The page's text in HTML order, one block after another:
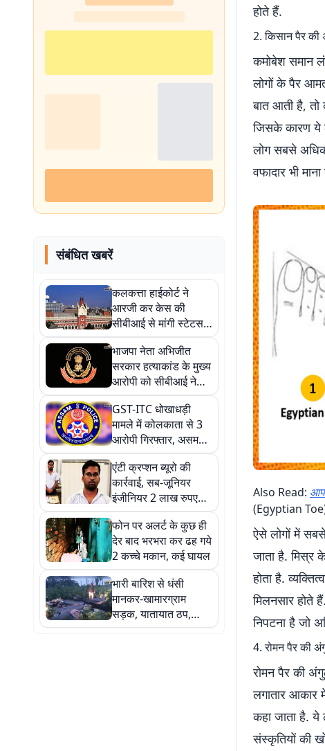
संबंधित खबरें
कलकत्ता हाईकोर्ट ने
आरजी कर केस की
सीबीआई से मांगी स्टेटस
रिपोर्ट, 28 अगस्त तक का
दिया समय
भाजपा नेता अभिजीत
सरकार हत्याकांड के मुख्य
आरोपी को सीबीआई ने
गुवाहाटी से किया
गिरफ्तार, 50 हजार का था
इनाम
GST-ITC धोखाधड़ी
मामले में कोलकाता से 3
आरोपी गिरफ्तार, असम
STF ने कोलकाता ने की
कार्रवाई
एंटी क्रप्शन ब्यूरो की
कार्रवाई, सब-जूनियर
इंजीनियर 2 लाख रुपए
रिश्वत लेते अरेस्ट
फोन पर अलर्ट के कुछ ही
देर बाद भरभरा कर ढह गये
2 कच्चे मकान, कई घायल
भारी बारिश से धंसी
मानकर-खामारग्राम
सड़क, यातायात ठप,
मुश्किल में ग्रामीण
होते हैं.
2. किसान पैर
कमोबेश समान
लोगों के पैर
बात आती है, तो
जिसके कारण ये
लोग सबसे अधिक
वफादार भी
Also Read:
(Egyptian
ऐसे लोगों में
जाता है. मिस्र
होता है.
मिलनसार होते
निपटना है जो
4. रोमन पैर की
रोमन पैर की
लगातार आकार
कहा जाता है.
संस्कृतियों की